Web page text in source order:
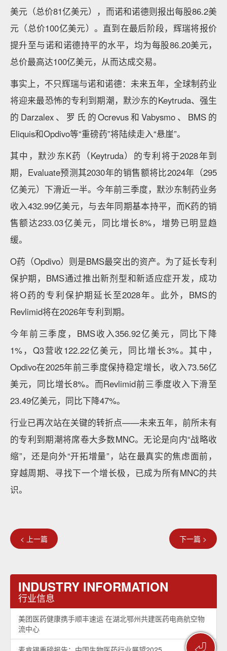
⏎
美元（总价81亿美元），而诺和诺德则报出每股86.2美
元（总价100亿美元）。直到在最后阶段，辉瑞将报价
提升至与诺和诺德持平的水平，均为每股86.20美元，
总价最高达100亿美元，从而达成交易。
事实上，不只辉瑞与诺和诺德：未来五年，全球制药业
将迎来最恐怖的专利到期潮，默沙东的Keytruda、强生
的Darzalex、罗氏的Ocrevus和Vabysmo、BMS的
Eliquis和Opdivo等“重磅药”将陆续走入“悬崖”。
其中，默沙东K药（Keytruda）的专利将于2028年到
期，Evaluate预测其2030年的销售额将比2024年（295
亿美元）下滑近一半。今年前三季度，默沙东制药业务
收入432.99亿美元，与去年同期基本持平，而K药的销
售额达233.03亿美元，同比增长8%，增势已明显趋
缓。
O药（Opdivo）则是BMS最突出的资产。为了延长专利
保护期，BMS通过推出新剂型和新适应症开发，成功
将O药的专利保护期延长至2028年。此外，BMS的
Revlimid将在2026年专利到期。
今年前三季度，BMS收入356.92亿美元，同比下降
1%，Q3营收122.22亿美元，同比增长3%。其中，
Opdivo在2025年前三季度保持稳定增长，收入73.56亿
美元，同比增长8%。而Revlimid前三季度收入下滑至
23.49亿美元，同比下降47%。
行业已再次站在关键的转折点——未来五年，前所未有
的专利到期潮将席卷大多数MNC。无论是向内“战略收
缩”，还是向外“开拓增量”，站在最真实的焦虑面前，
穿越周期、寻找下一个增长极，已成为所有MNC的共
识。
< 上一篇 下一篇 >
INDUSTRY INFORMATION
行业信息
美团医药健康携手顺丰速运 在湖北鄂州共建医药电商航空物
流中心